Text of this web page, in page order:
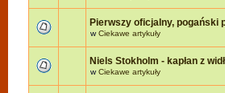
Pierwszy oficjalny, pogański
wCiekawe artykuły
Niels Stokholm - kapłan z
wCiekawe artykuły